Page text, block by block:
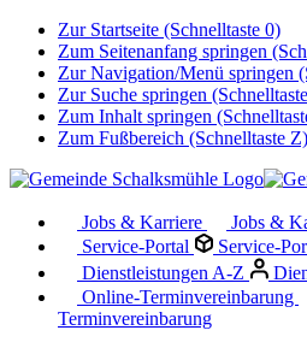
Zur Startseite (Schnelltaste 0)
Zum Seitenanfang springen
Zur Navigation/Menü springen
Zur Suche springen
Zum Inhalt springen
Zum Fußbereich (Schnelltaste Z)
Jobs & Karriere
Jobs &
Service-Portal
Service-
Dienstleistungen A-Z
Online-Terminvereinbarung
Terminvereinbarung